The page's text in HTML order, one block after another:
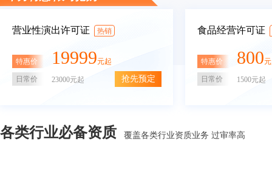
营业性演出许可证 热销
特惠价 19999元起
日常价 23000元起 抢先预定
食品经营许可证
特惠价 800
日常价 1500元起
各类行业必备资质 覆盖各类行业资质业务 过审率高